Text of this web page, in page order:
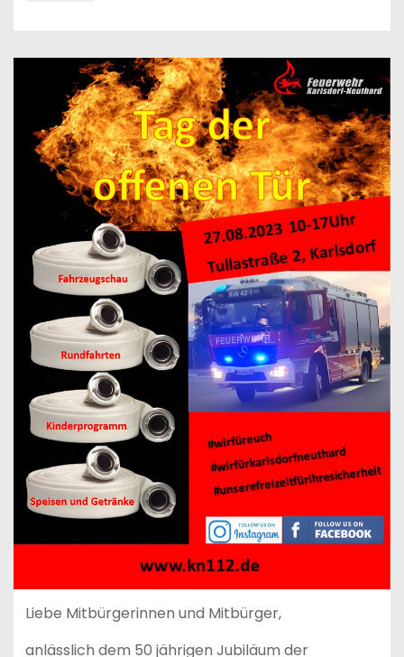
Liebe Mitbürgerinnen und Mitbürger,
anlässlich dem 50 jährigen Jubiläum der